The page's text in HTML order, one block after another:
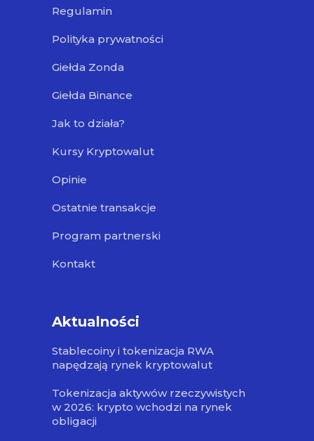
Regulamin
Polityka prywatności
Giełda Zonda
Giełda Binance
Jak to działa?
Kursy Kryptowalut
Opinie
Ostatnie transakcje
Program partnerski
Kontakt
Aktualności
Stablecoiny i tokenizacja RWA
napędzają rynek kryptowalut
Tokenizacja aktywów rzeczywistych
w 2026: krypto wchodzi na rynek
obligacji